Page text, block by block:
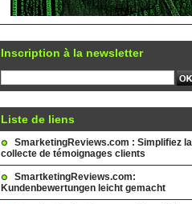
Inscription à la newsletter
Liste de liens
SmarketingReviews.com : Simplifiez la
collecte de témoignages clients
SmartketingReviews.com:
Kundenbewertungen leicht gemacht